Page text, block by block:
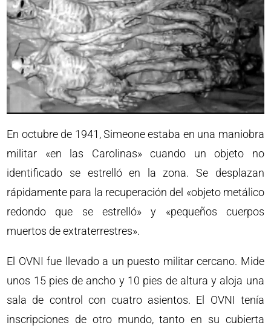
En octubre de 1941, Simeone estaba en una maniobra
militar «en las Carolinas» cuando un objeto no
identificado se estrelló en la zona. Se desplazan
rápidamente para la recuperación del «objeto metálico
redondo que se estrelló» y «pequeños cuerpos
muertos de extraterrestres».
El OVNI fue llevado a un puesto militar cercano. Mide
unos 15 pies de ancho y 10 pies de altura y aloja una
sala de control con cuatro asientos. El OVNI tenía
inscripciones de otro mundo, tanto en su cubierta